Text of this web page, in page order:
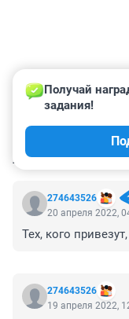
274643526
Получай
задания!
20 апреля 2022,
Тех, кого
274643526
19 апреля 2022,